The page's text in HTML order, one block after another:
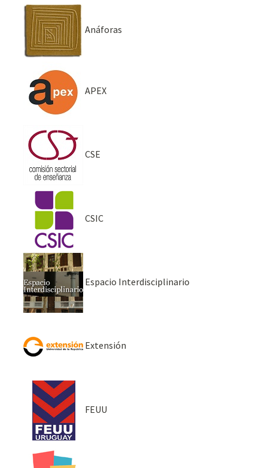
Anáforas
APEX
CSE
CSIC
Espacio Interdisciplinario
Extensión
FEUU